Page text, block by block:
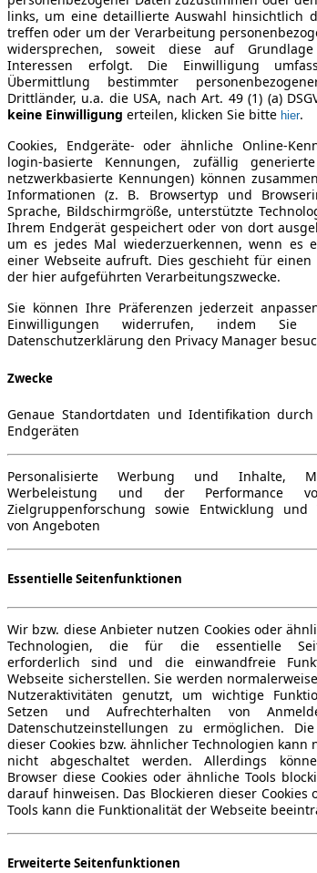
links, um eine detaillierte Auswahl hinsichtlich
treffen oder um der Verarbeitung
widersprechen, soweit diese auf
Interessen erfolgt. Die Einwilligung
Übermittlung bestimmter
Drittländer, u.a. die USA, nach Art. 49 (1) (a)
keine Einwilligung erteilen, klicken Sie bitte hier.
Cookies, Endgeräte- oder ähnliche Online-
login-basierte Kennungen, zufällig
netzwerkbasierte Kennungen) können
Informationen (z. B. Browsertyp und
Sprache, Bildschirmgröße, unterstützte
Ihrem Endgerät gespeichert oder von dort
um es jedes Mal wiederzuerkennen, wenn es
einer Webseite aufruft. Dies geschieht für einen
der hier aufgeführten Verarbeitungszwecke.
Sie können Ihre Präferenzen jederzeit
Einwilligungen widerrufen, indem
Datenschutzerklärung den Privacy Manager
Zwecke
Genaue Standortdaten und Identifikation durch
Endgeräten
Personalisierte Werbung und Inhalte,
Werbeleistung und der Performance
Zielgruppenforschung sowie Entwicklung und
von Angeboten
Essentielle Seitenfunktionen
Wir bzw. diese Anbieter nutzen Cookies oder
Technologien, die für die essentielle
erforderlich sind und die einwandfreie
Webseite sicherstellen. Sie werden
Nutzeraktivitäten genutzt, um wichtige
Setzen und Aufrechterhalten von
Datenschutzeinstellungen zu ermöglichen.
dieser Cookies bzw. ähnlicher Technologien kann
nicht abgeschaltet werden. Allerdings
Browser diese Cookies oder ähnliche Tools
darauf hinweisen. Das Blockieren dieser Cookies
Tools kann die Funktionalität der Webseite
Erweiterte Seitenfunktionen